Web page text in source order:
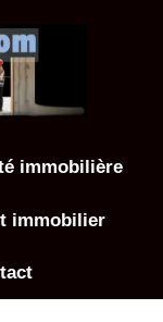
immobilière
immobilier